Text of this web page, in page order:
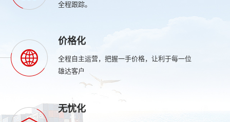
全程跟踪。
价格化
全程自主运营，把握一手价格，让利于每一位
雄达客户
无忧化